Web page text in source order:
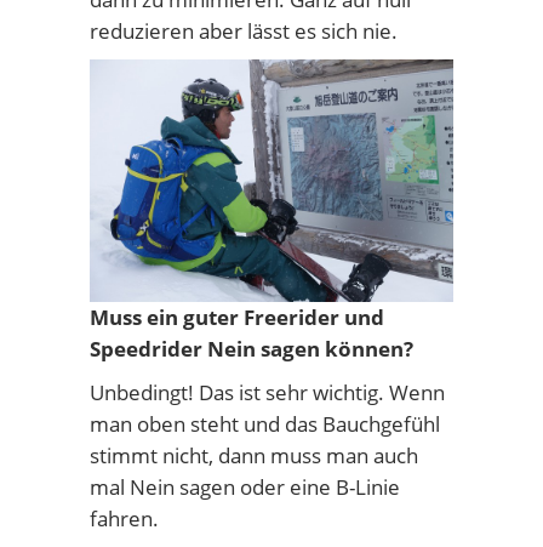
reduzieren aber lässt es sich nie.
Muss ein guter Freerider und
Speedrider Nein sagen können?
Unbedingt! Das ist sehr wichtig. Wenn
man oben steht und das Bauchgefühl
stimmt nicht, dann muss man auch
mal Nein sagen oder eine B-Linie
fahren.